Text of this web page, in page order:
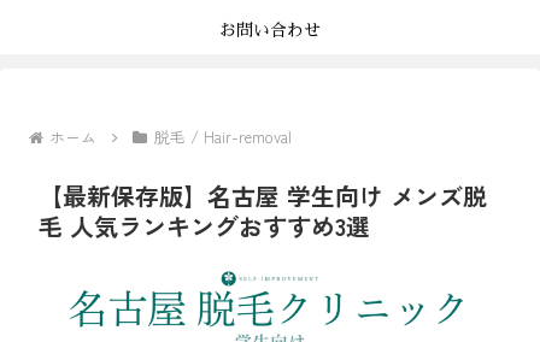
お問い合わせ
ホーム 脱毛 / Hair-removal
【最新保存版】名古屋 学生向け メンズ脱
毛 人気ランキングおすすめ3選